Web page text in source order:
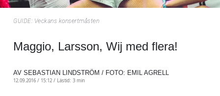
GUIDE: Veckans konsertmåsten
Maggio, Larsson, Wij med flera!
AV SEBASTIAN LINDSTRÖM / FOTO: EMIL AGRELL
12.09.2016 / 15:12 / Lästid: 3 min